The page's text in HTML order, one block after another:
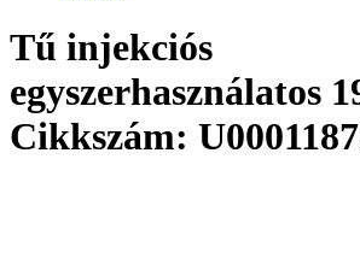
Tű injekciós
egyszerhasználatos
Cikkszám: